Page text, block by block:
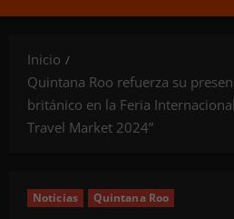
Inicio
Quintana Roo refuerza su
británico en la Feria
Travel Market 2024”
Noticias Quintana Roo